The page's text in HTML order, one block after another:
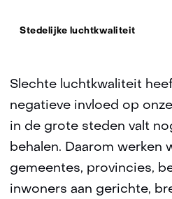
Thema:
Stedelijke luchtkwaliteit
Slechte luchtkwaliteit
negatieve invloed op
in de grote steden valt
behalen. Daarom werken
gemeentes, provincies,
inwoners aan gerichte,